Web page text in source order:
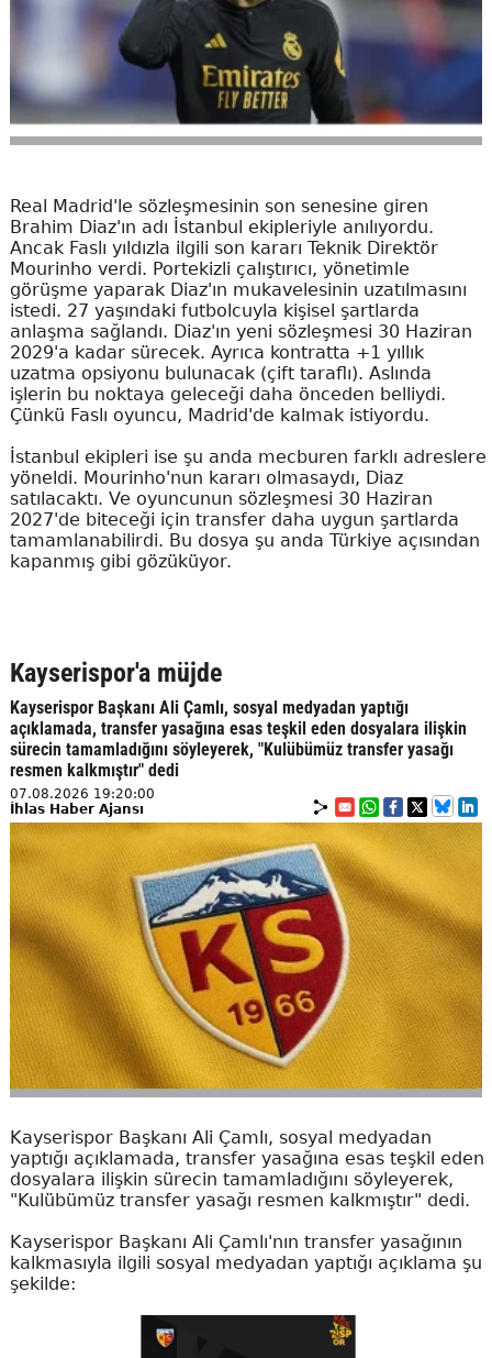
Real Madrid'le sözleşmesinin son senesine giren
Brahim Diaz'ın adı İstanbul ekipleriyle anılıyordu.
Ancak Faslı yıldızla ilgili son kararı Teknik Direktör
Mourinho verdi. Portekizli çalıştırıcı, yönetimle
görüşme yaparak Diaz'ın mukavelesinin uzatılmasını
istedi. 27 yaşındaki futbolcuyla kişisel şartlarda
anlaşma sağlandı. Diaz'ın yeni sözleşmesi 30 Haziran
2029'a kadar sürecek. Ayrıca kontratta +1 yıllık
uzatma opsiyonu bulunacak (çift taraflı). Aslında
işlerin bu noktaya geleceği daha önceden belliydi.
Çünkü Faslı oyuncu, Madrid'de kalmak istiyordu.
İstanbul ekipleri ise şu anda mecburen farklı adreslere
yöneldi. Mourinho'nun kararı olmasaydı, Diaz
satılacaktı. Ve oyuncunun sözleşmesi 30 Haziran
2027'de biteceği için transfer daha uygun şartlarda
tamamlanabilirdi. Bu dosya şu anda Türkiye açısından
kapanmış gibi gözüküyor.
Kayserispor'a müjde
Kayserispor Başkanı Ali Çamlı, sosyal medyadan yaptığı
açıklamada, transfer yasağına esas teşkil eden dosyalara ilişkin
sürecin tamamladığını söyleyerek, "Kulübümüz transfer yasağı
resmen kalkmıştır" dedi
07.08.2026 19:20:00
İhlas Haber Ajansı
Kayserispor Başkanı Ali Çamlı, sosyal medyadan
yaptığı açıklamada, transfer yasağına esas teşkil eden
dosyalara ilişkin sürecin tamamladığını söyleyerek,
"Kulübümüz transfer yasağı resmen kalkmıştır" dedi.
Kayserispor Başkanı Ali Çamlı'nın transfer yasağının
kalkmasıyla ilgili sosyal medyadan yaptığı açıklama şu
şekilde: